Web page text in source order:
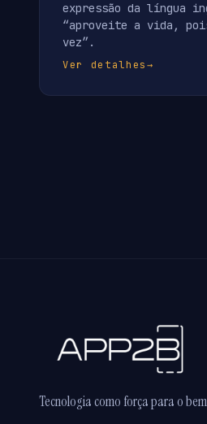
expressão da língua
“aproveite a vida,
vez”.
Ver detalhes→
Tecnologia como força para o